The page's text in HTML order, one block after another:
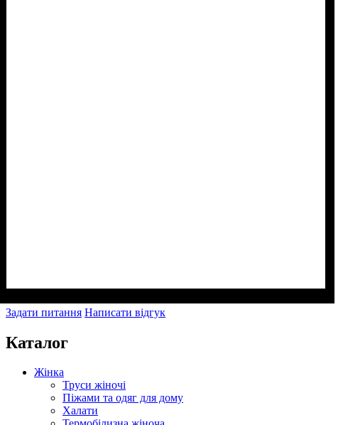
Задати питання Написати відгук
Каталог
Жінка
Труси жіночі
Піжами та одяг для дому
Халати